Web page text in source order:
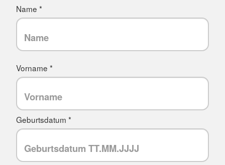
Name *
Vorname *
Geburtsdatum *